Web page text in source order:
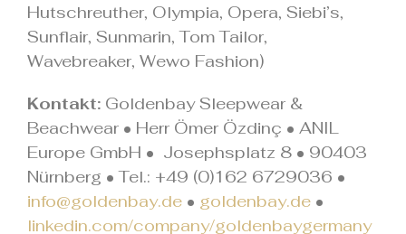
Hutschreuther, Olympia, Opera, Siebi’s,
Sunflair, Sunmarin, Tom Tailor,
Wavebreaker, Wewo Fashion)
Kontakt: Goldenbay Sleepwear &
Beachwear • Herr Ömer Özdinç • ANIL
Europe GmbH • Josephsplatz 8 • 90403
Nürnberg • Tel.: +49 (0)162 6729036 •
info@goldenbay.de• goldenbay.de•
linkedin.com/company/goldenbaygermany